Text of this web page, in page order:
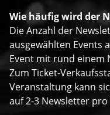
Wie häufig wird der
Die Anzahl der
ausgewählten Events
Event mit rund einem
Zum Ticket-
Veranstaltung kann
auf 2-3 Newsletter pro